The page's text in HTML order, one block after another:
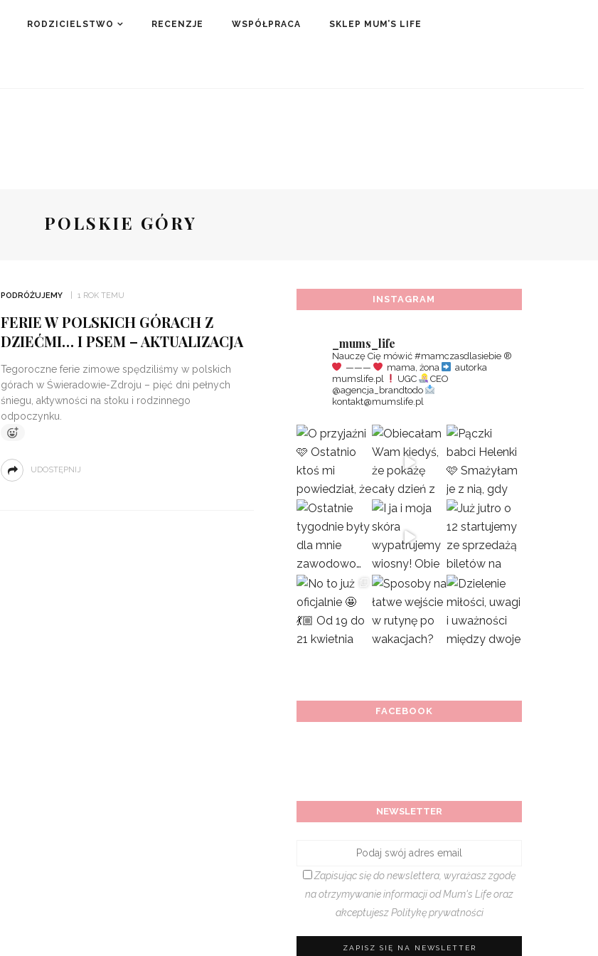
RODZICIELSTWO RECENZJE WSPÓŁPRACA SKLEP MUM’S LIFE
POLSKIE GÓRY
PODRÓŻUJEMY 1 ROK TEMU
FERIE W POLSKICH GÓRACH Z
DZIEĆMI… I PSEM – AKTUALIZACJA
Tegoroczne ferie zimowe spędziliśmy w polskich
górach w Świeradowie-Zdroju – pięć dni pełnych
śniegu, aktywności na stoku i rodzinnego
odpoczynku.
UDOSTĘPNIJ
INSTAGRAM
_mums_life
Nauczę Cię mówić #mamczasdlasiebie ®️
———
mama, żona
autorka
mumslife.pl
UGC
CEO
@agencja_brandtodo
kontakt@mumslife.pl
FACEBOOK
NEWSLETTER
Zapisując się do newslettera, wyrażasz zgodę
na otrzymywanie informacji od Mum's Life oraz
akceptujeszPolitykę prywatności